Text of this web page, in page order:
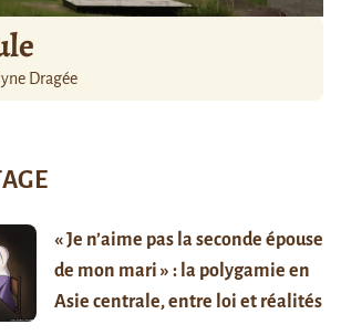
Dragée
« Je n’aime pas la seconde épouse
de mon mari » : la polygamie en
Asie centrale, entre loi et réalités